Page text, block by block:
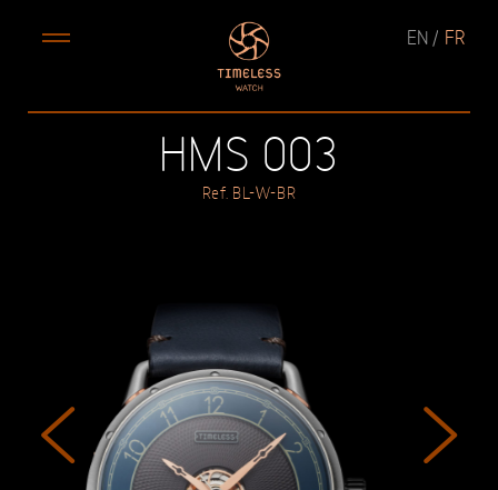
EN FR
HMS 003
Ref. BL-W-BR